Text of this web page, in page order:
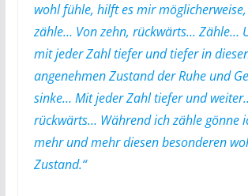
wohl fühle, hilft es mir
zähle… Von zehn, rückwärts… Zähle…
mit jeder Zahl tiefer und tiefer in
angenehmen Zustand der Ruhe und
sinke… Mit jeder Zahl tiefer und
rückwärts… Während ich zähle gönne
mehr und mehr diesen besonderen
Zustand.“